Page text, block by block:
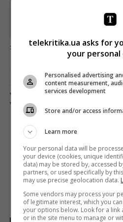
загрузка...
Предыдущий пост
VOGUE INTERNATIONAL
VOGUE GLOBAL NETWORK
ЗАПРЕЩЕННЫЙ
ПРАВА НА ПОКАЗ
telekritika.ua asks for
your
Personalised advertising
content measurement,
services development
Store and/or access
Learn more
Your personal data will be
your device (cookies, unique
data) may be stored by, accessed
partners, or used specifically by
may use precise geolocation data.
Some vendors may process your
of legitimate interest, which you
your options below. Look for a link
or in the site menu to manage or